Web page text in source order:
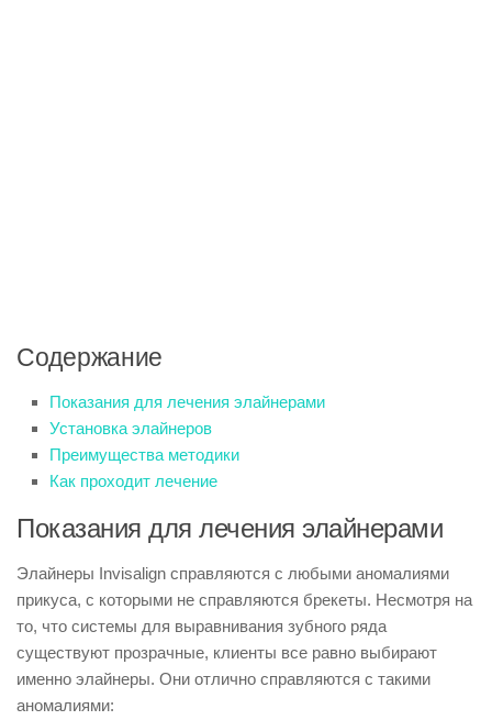
Содержание
Показания для лечения элайнерами
Установка элайнеров
Преимущества методики
Как проходит лечение
Показания для лечения элайнерами
Элайнеры Invisalign справляются с любыми аномалиями
прикуса, с которыми не справляются брекеты. Несмотря на
то, что системы для выравнивания зубного ряда
существуют прозрачные, клиенты все равно выбирают
именно элайнеры. Они отлично справляются с такими
аномалиями: